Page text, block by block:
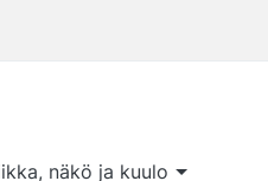
näkö ja kuulo